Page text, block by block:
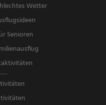
Wetter
Senioren